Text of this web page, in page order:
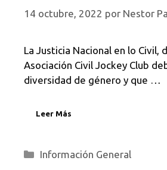
14 octubre, 2022 por Nestor
La Justicia Nacional en lo Civil,
Asociación Civil Jockey Club
diversidad de género y que …
Leer Más
Categorías
Información General